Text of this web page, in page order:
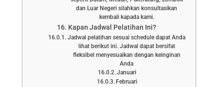
dan Luar Negeri silahkan konsultasikan
kembali kapada kami.
Kapan Jadwal Pelatihan Ini?
Jadwal pelatihan sesuai schedule dapat Anda
lihat berikut ini. Jadwal dapat bersifat
fleksibel menyesuaikan dengan keinginan
Anda
Januari
Februari